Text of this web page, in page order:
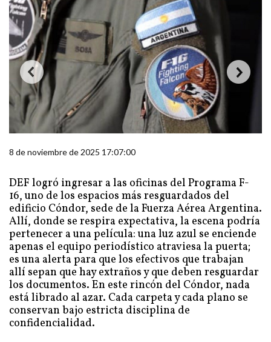
8 de noviembre de 2025 17:07:00
DEF logró ingresar a las oficinas del Programa F-
16, uno de los espacios más resguardados del
edificio Cóndor, sede de la Fuerza Aérea Argentina.
Allí, donde se respira expectativa, la escena podría
pertenecer a una película: una luz azul se enciende
apenas el equipo periodístico atraviesa la puerta;
es una alerta para que los efectivos que trabajan
allí sepan que hay extraños y que deben resguardar
los documentos. En este rincón del Cóndor, nada
está librado al azar. Cada carpeta y cada plano se
conservan bajo estricta disciplina de
confidencialidad.